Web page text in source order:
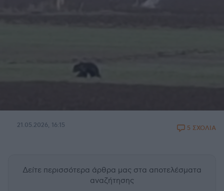
21.05.2026, 16:15 5 ΣΧΟΛΙΑ
Δείτε περισσότερα άρθρα μας στα αποτελέσματα
αναζήτησης